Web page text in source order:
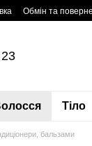
Обмін та
Тіло
бальзами